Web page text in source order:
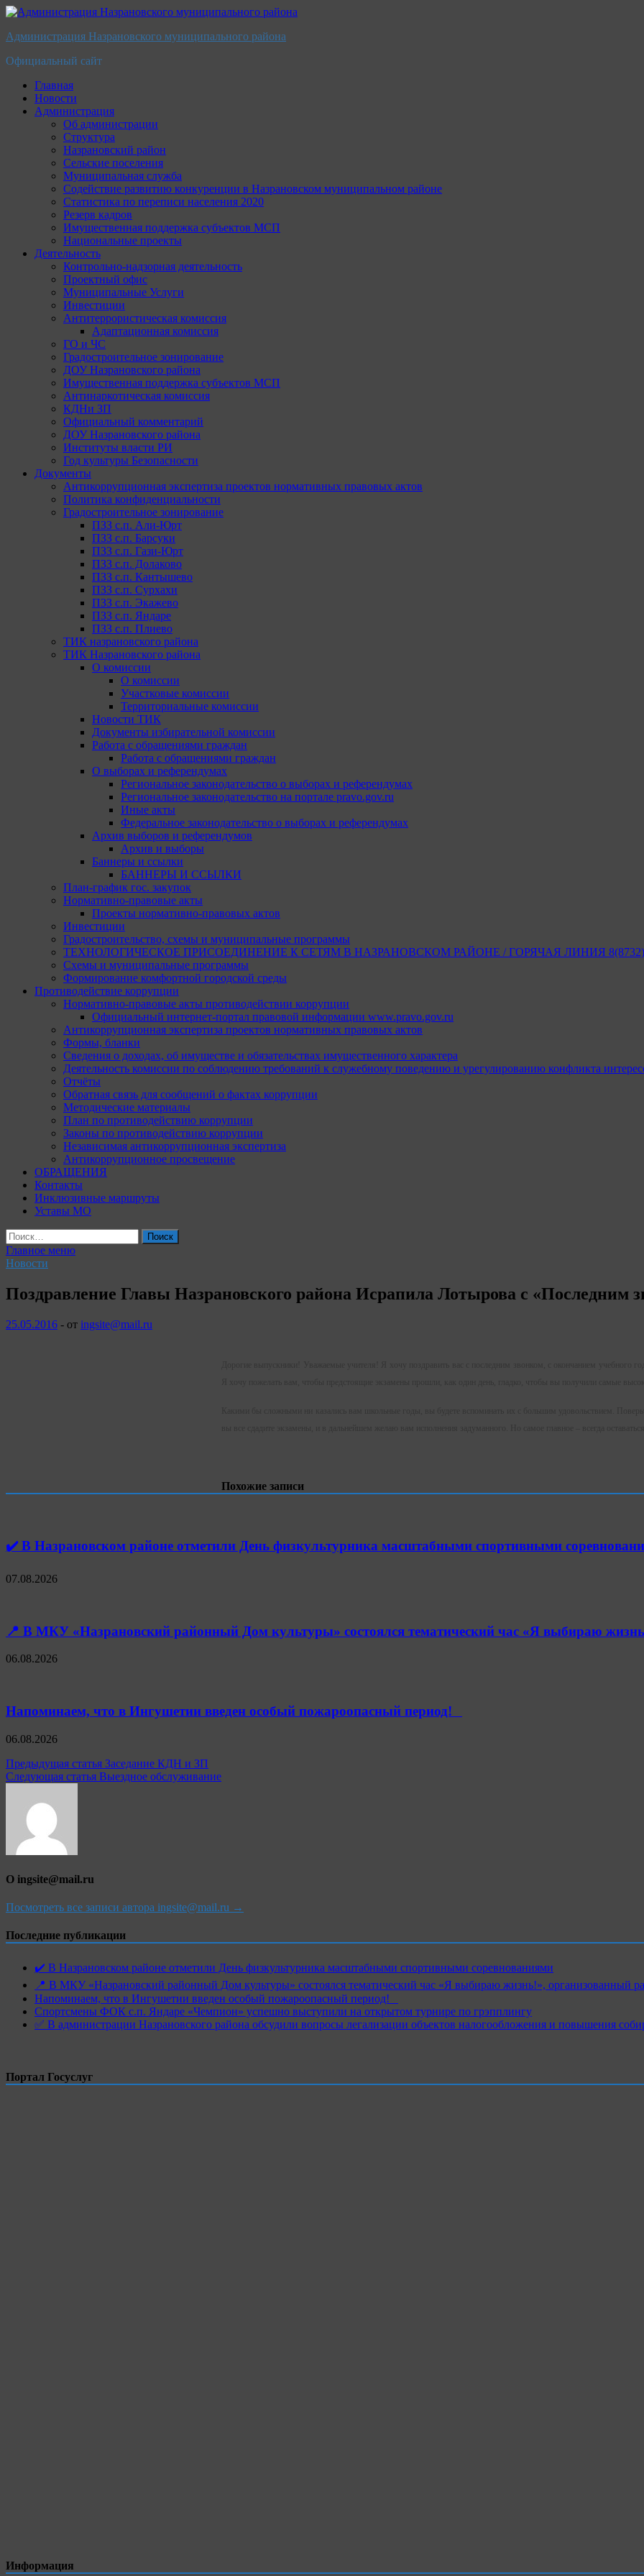
Перейти
содержимому
Администрация Назрановского муниципального района
Официальный сайт
Главная
Новости
Администрация
Об администрации
Структура
Назрановский район
Сельские поселения
Муниципальная служба
Содействие развитию конкуренции в Назрановском муниципальном районе
Статистика по переписи населения 2020
Резерв кадров
Имущественная поддержка субъектов МСП
Национальные проекты
Деятельность
Контрольно-надзорная деятельность
Проектный офис
Муниципальные Услуги
Инвестиции
Антитеррористическая комиссия
Адаптационная комиссия
ГО и ЧС
Градостроительное зонирование
ДОУ Назрановского района
Имущественная поддержка субъектов МСП
Антинаркотическая комиссия
КДНи ЗП
Официальный комментарий
ДОУ Назрановского района
Институты власти РИ
Год культуры Безопасности
Документы
Антикоррупционная экспертиза проектов нормативных правовых актов
Политика конфиденциальности
Градостроительное зонирование
ПЗЗ с.п. Али-Юрт
ПЗЗ с.п. Барсуки
ПЗЗ с.п. Гази-Юрт
ПЗЗ с.п. Долаково
ПЗЗ с.п. Кантышево
ПЗЗ с.п. Сурхахи
ПЗЗ с.п. Экажево
ПЗЗ с.п. Яндаре
ПЗЗ с.п. Плиево
ТИК назрановского района
ТИК Назрановского района
О комиссии
О комиссии
Участковые комиссии
Территориальные комиссии
Новости ТИК
Документы избирательной комиссии
Работа с обращениями граждан
Работа с обращениями граждан
О выборах и референдумах
Региональное законодательство о выборах и референдумах
Региональное законодательство на портале pravo.gov.ru
Иные акты
Федеральное законодательство о выборах и референдумах
Архив выборов и референдумов
Архив и выборы
Баннеры и ссылки
БАННЕРЫ И ССЫЛКИ
План-график гос. закупок
Нормативно-правовые акты
Проекты нормативно-правовых актов
Инвестиции
Градостроительство, схемы и муниципальные программы
ТЕХНОЛОГИЧЕСКОЕ ПРИСОЕДИНЕНИЕ К СЕТЯМ В НАЗРАНОВСКОМ РАЙОНЕ / ГОРЯЧАЯ ЛИНИЯ 8(8732)
Схемы и муниципальные программы
Формирование комфортной городской среды
Противодействие коррупции
Нормативно-правовые акты противодействии коррупции
Официальный интернет-портал правовой информации www.pravo.gov.ru
Антикоррупционная экспертиза проектов нормативных правовых актов
Формы, бланки
Сведения о доходах, об имуществе и обязательствах имущественного характера
Деятельность комиссии по соблюдению требований к служебному поведению и урегулированию конфликта
Отчёты
Обратная связь для сообщений о фактах коррупции
Методические материалы
План по противодействию коррупции
Законы по противодействию коррупции
Независимая антикоррупционная экспертиза
Антикоррупционное просвещение
ОБРАЩЕНИЯ
Контакты
Инклюзивные маршруты
Уставы МО
Найти:
Главное меню
Новости
Поздравление Главы Назрановского района Исрапила Лотырова с «Последним
25.05.2016 - от ingsite@mail.ru
Похожие записи
✔️ В Назрановском районе отметили День физкультурника масштабными спортивными
07.08.2026
📍 В МКУ «Назрановский районный Дом культуры» состоялся тематический час «Я выбираю
06.08.2026
Напоминаем, что в Ингушетии введен особый пожароопасный период!⁣⁣⠀
06.08.2026
Навигация
по
записям
Предыдущая статья Заседание КДН и ЗП
Следующая статья Выездное обслуживание
О ingsite@mail.ru
Посмотреть все записи автора ingsite@mail.ru →
Последние публикации
✔️ В Назрановском районе отметили День физкультурника масштабными спортивными соревнованиями
📍 В МКУ «Назрановский районный Дом культуры» состоялся тематический час «Я выбираю жизнь!», организованный
Напоминаем, что в Ингушетии введен особый пожароопасный период!⁣⁣⠀
Спортсмены ФОК с.п. Яндаре «Чемпион» успешно выступили на открытом турнире по грэпплингу
✅ В администрации Назрановского района обсудили вопросы легализации объектов налогообложения и повышения
Портал Госуслуг
Информация